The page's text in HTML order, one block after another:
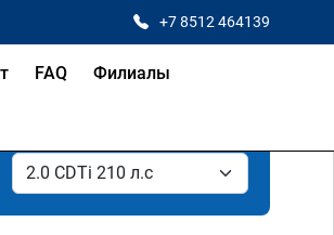
+7 8512 464139
FAQ Филиалы